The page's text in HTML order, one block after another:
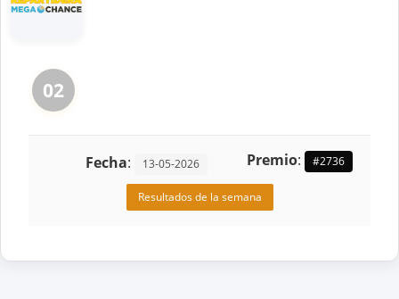
02
Fecha: 13-05-2026 Premio: #2736
Resultados de la semana